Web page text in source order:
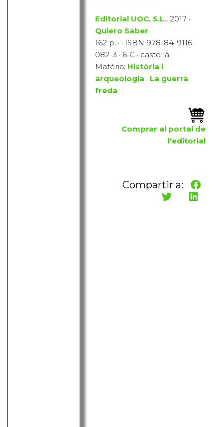
Editorial UOC, S.L., 2017 ·
Quiero Saber
162 p. · · ISBN 978-84-9116-
082-3 · 6 € · castellà
Matèria: Història i
arqueologia : La guerra
freda
Comprar al portal de
l'editorial
Compartir a: